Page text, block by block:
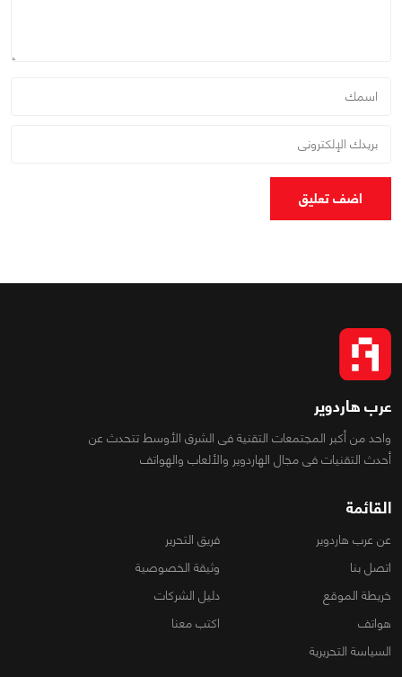
اضف تعليق
عرب هاردوير
واحد من أكبر المجتمعات التقنية فى الشرق الأوسط تتحدث عن
أحدث التقنيات فى مجال الهاردوير والألعاب والهواتف
القائمة
عن عرب هاردوير
فريق التحرير
اتصل بنا
وثيقة الخصوصية
خريطة الموقع
دليل الشركات
هواتف
اكتب معنا
السياسة التحريرية